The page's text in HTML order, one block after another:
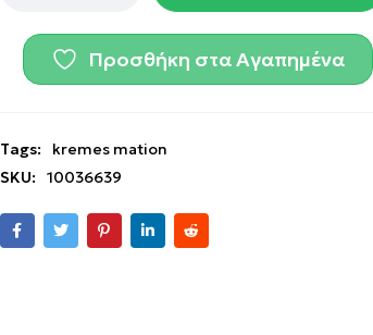
Προσθήκη στα Αγαπημένα
Tags:
kremes mation
SKU:
10036639